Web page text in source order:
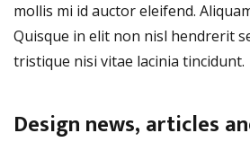
mollis mi id auctor eleifend.
Quisque in elit non nisl hendrerit
tristique nisi vitae lacinia tincidunt.
Design news, articles